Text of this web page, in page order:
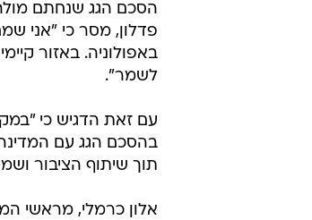
הסכם הגג שנחתם
פדלון, מסר כי "אני
באפולוניה. באזור
לשמר".
עם זאת הדגיש כי
בהסכם הגג עם
תוך שיתוף הציבור
אלון כרמלי, מראשי